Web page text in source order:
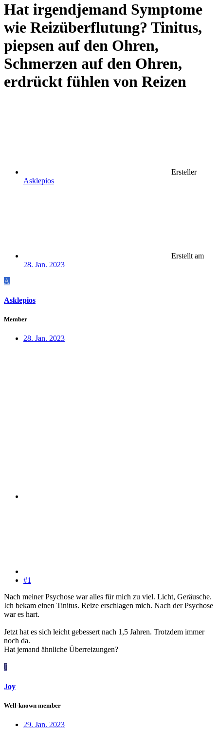
Hat irgendjemand Symptome
wie Reizüberflutung? Tinitus,
piepsen auf den Ohren,
Schmerzen auf den Ohren,
erdrückt fühlen von Reizen
Ersteller
Asklepios
Erstellt am
28. Jan. 2023
A
Asklepios
Member
28. Jan. 2023
#1
Nach meiner Psychose war alles für mich zu viel. Licht, Geräusche.
Ich bekam einen Tinitus. Reize erschlagen mich. Nach der Psychose
war es hart.
Jetzt hat es sich leicht gebessert nach 1,5 Jahren. Trotzdem immer
noch da.
Hat jemand ähnliche Überreizungen?
J
Joy
Well-known member
29. Jan. 2023